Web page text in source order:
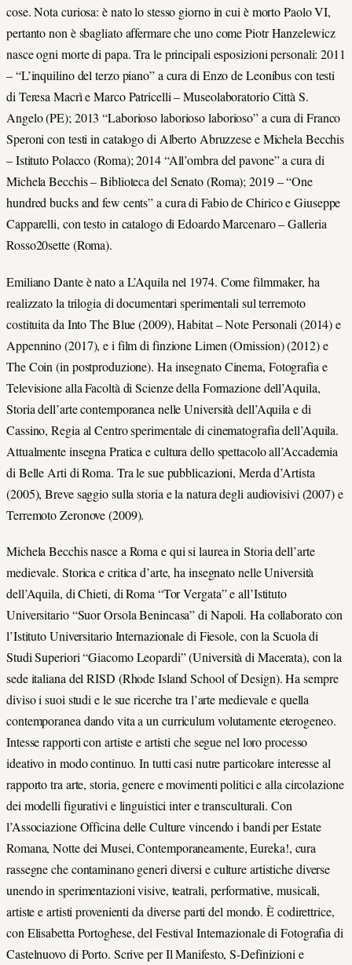
cose. Nota curiosa: è nato lo stesso giorno in cui è morto Paolo VI,
pertanto non è sbagliato affermare che uno come Piotr Hanzelewicz
nasce ogni morte di papa. Tra le principali esposizioni personali: 2011
– “L’inquilino del terzo piano” a cura di Enzo de Leonibus con testi
di Teresa Macrì e Marco Patricelli – Museolaboratorio Città S.
Angelo (PE); 2013 “Laborioso laborioso laborioso” a cura di Franco
Speroni con testi in catalogo di Alberto Abruzzese e Michela Becchis
– Istituto Polacco (Roma); 2014 “All’ombra del pavone” a cura di
Michela Becchis – Biblioteca del Senato (Roma); 2019 – “One
hundred bucks and few cents” a cura di Fabio de Chirico e Giuseppe
Capparelli, con testo in catalogo di Edoardo Marcenaro – Galleria
Rosso20sette (Roma).
Emiliano Dante è nato a L’Aquila nel 1974. Come filmmaker, ha
realizzato la trilogia di documentari sperimentali sul terremoto
costituita da Into The Blue (2009), Habitat – Note Personali (2014) e
Appennino (2017), e i film di finzione Limen (Omission) (2012) e
The Coin (in postproduzione). Ha insegnato Cinema, Fotografia e
Televisione alla Facoltà di Scienze della Formazione dell’Aquila,
Storia dell’arte contemporanea nelle Università dell’Aquila e di
Cassino, Regia al Centro sperimentale di cinematografia dell’Aquila.
Attualmente insegna Pratica e cultura dello spettacolo all’Accademia
di Belle Arti di Roma. Tra le sue pubblicazioni, Merda d’Artista
(2005), Breve saggio sulla storia e la natura degli audiovisivi (2007) e
Terremoto Zeronove (2009).
Michela Becchis nasce a Roma e qui si laurea in Storia dell’arte
medievale. Storica e critica d’arte, ha insegnato nelle Università
dell’Aquila, di Chieti, di Roma “Tor Vergata” e all’Istituto
Universitario “Suor Orsola Benincasa” di Napoli. Ha collaborato con
l’Istituto Universitario Internazionale di Fiesole, con la Scuola di
Studi Superiori “Giacomo Leopardi” (Università di Macerata), con la
sede italiana del RISD (Rhode Island School of Design). Ha sempre
diviso i suoi studi e le sue ricerche tra l’arte medievale e quella
contemporanea dando vita a un curriculum volutamente eterogeneo.
Intesse rapporti con artiste e artisti che segue nel loro processo
ideativo in modo continuo. In tutti casi nutre particolare interesse al
rapporto tra arte, storia, genere e movimenti politici e alla circolazione
dei modelli figurativi e linguistici inter e transculturali. Con
l’Associazione Officina delle Culture vincendo i bandi per Estate
Romana, Notte dei Musei, Contemporaneamente, Eureka!, cura
rassegne che contaminano generi diversi e culture artistiche diverse
unendo in sperimentazioni visive, teatrali, performative, musicali,
artiste e artisti provenienti da diverse parti del mondo. È codirettrice,
con Elisabetta Portoghese, del Festival Internazionale di Fotografia di
Castelnuovo di Porto. Scrive per Il Manifesto, S-Definizioni e